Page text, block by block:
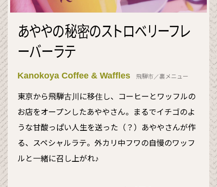
あややの秘密のストロベリーフレ
ーバーラテ
Kanokoya Coffee & Waffles 飛騨市／裏メニュー
東京から飛騨古川に移住し、コーヒーとワッフルの
お店をオープンしたあややさん。まるでイチゴのよ
うな甘酸っぱい人生を送った（？）あややさんが作
る、スペシャルラテ。外カリ中フワの自慢のワッフ
ルと一緒に召し上がれ♪